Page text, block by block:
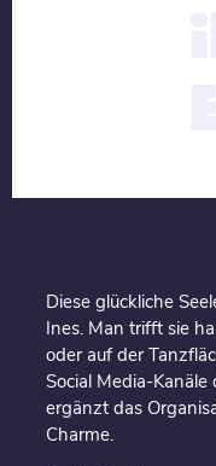
Diese glückliche
Ines. Man trifft sie
oder auf der
Social Media-Kanäle
ergänzt das
Charme.